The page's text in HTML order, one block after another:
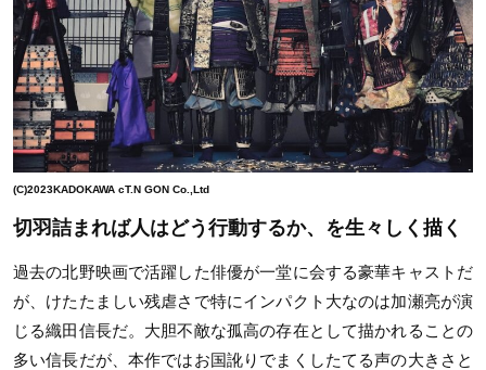
(C)2023KADOKAWA cT.N GON Co.,Ltd
切羽詰まれば人はどう行動するか、を生々しく描く
過去の北野映画で活躍した俳優が一堂に会する豪華キャストだ
が、けたたましい残虐さで特にインパクト大なのは加瀬亮が演
じる織田信長だ。大胆不敵な孤高の存在として描かれることの
多い信長だが、本作ではお国訛りでまくしたてる声の大きさと